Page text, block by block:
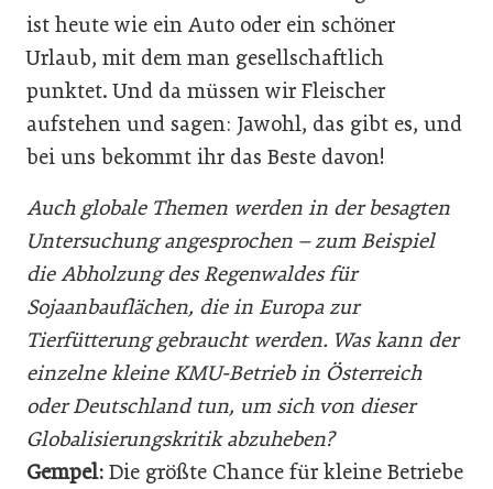
ist heute wie ein Auto oder ein schöner
Urlaub, mit dem man gesellschaftlich
punktet. Und da müssen wir Fleischer
aufstehen und sagen: Jawohl, das gibt es, und
bei uns bekommt ihr das Beste davon!
Auch globale Themen werden in der besagten
Untersuchung angesprochen – zum Beispiel
die Abholzung des Regenwaldes für
Sojaanbauflächen, die in Europa zur
Tierfütterung gebraucht werden. Was kann der
einzelne kleine KMU-Betrieb in Österreich
oder Deutschland tun, um sich von dieser
Globalisierungskritik abzuheben?
Gempel: Die größte Chance für kleine Betriebe